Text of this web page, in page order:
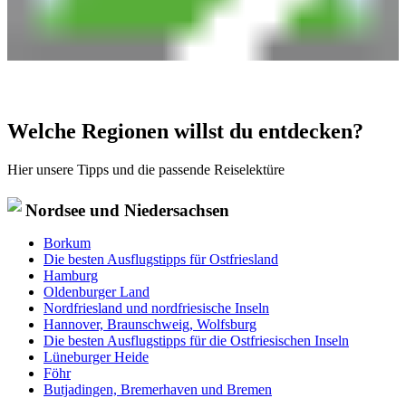
Welche Regionen willst du entdecken?
Hier unsere Tipps und die passende Reiselektüre
Nordsee und Niedersachsen
Borkum
Die besten Ausflugstipps für Ostfriesland
Hamburg
Oldenburger Land
Nordfriesland und nordfriesische Inseln
Hannover, Braunschweig, Wolfsburg
Die besten Ausflugstipps für die Ostfriesischen Inseln
Lüneburger Heide
Föhr
Butjadingen, Bremerhaven und Bremen